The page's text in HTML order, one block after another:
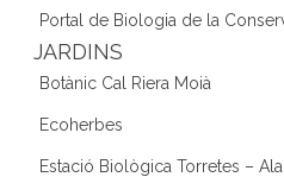
Portal de Biologia de la
JARDINS
Botànic Cal Riera Moià
Ecoherbes
Estació Biològica Torretes –